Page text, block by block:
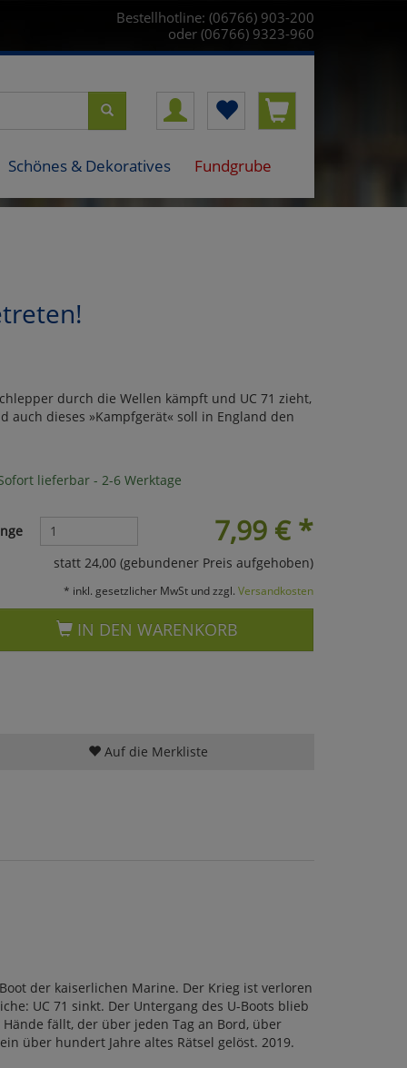
Bestellhotline: (06766) 903-200
oder (06766) 9323-960
Schönes & Dekoratives Fundgrube
durch die Wellen kämpft und UC 71 zieht,
auch dieses »Kampfgerät« soll in England den
lieferbar - 2-6 Werktage
7,99 €*
statt 24,00 (gebundener Preis aufgehoben)
* inkl. gesetzlicher MwSt und zzgl. Versandkosten
IN DEN WARENKORB
Auf die Merkliste
der kaiserlichen Marine. Der Krieg ist verloren
UC 71 sinkt. Der Untergang des U-Boots blieb
fällt, der über jeden Tag an Bord, über
über hundert Jahre altes Rätsel gelöst. 2019.